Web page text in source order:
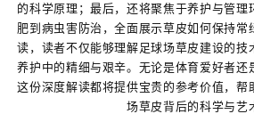
的科学原理；最后，还将聚焦于养护与管理
肥到病虫害防治，全面展示草皮如何保持常
读，读者不仅能够理解足球场草皮建设的技
养护中的精细与艰辛。无论是体育爱好者还
这份深度解读都将提供宝贵的参考价值，帮
场草皮背后的科学与艺